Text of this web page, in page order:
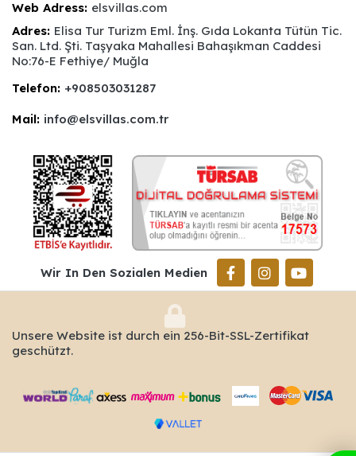
Web Adress: elsvillas.com
Adres: Elisa Tur Turizm Eml. İnş. Gıda Lokanta Tütün Tic.
San. Ltd. Şti. Taşyaka Mahallesi Bahaşıkman Caddesi
No:76-E Fethiye/ Muğla
Telefon: +908503031287
Mail: info@elsvillas.com.tr
Wir In Den Sozialen Medien
Unsere Website ist durch ein 256-Bit-SSL-Zertifikat
geschützt.